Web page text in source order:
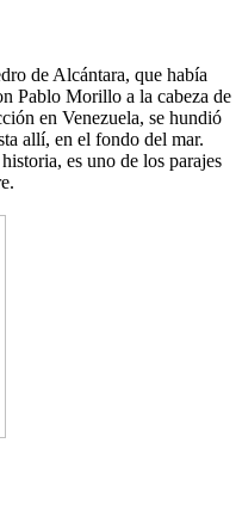
de Alcántara, que había
Pablo Morillo a la cabeza de
en Venezuela, se hundió
allí, en el fondo del mar.
es uno de los parajes